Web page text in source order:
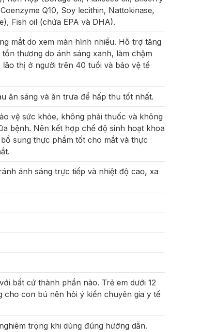
Q10, Soy lecithin, Nattokinase,
Fish oil (chứa EPA và DHA).
mắt do xem màn hình nhiều. Hỗ trợ tăng
thương do ánh sáng xanh, làm chậm
thị ở người trên 40 tuổi và bảo vệ tế
ăn sáng và ăn trưa để hấp thu tốt nhất.
vệ sức khỏe, không phải thuốc và không
bệnh. Nên kết hợp chế độ sinh hoạt khoa
sung thực phẩm tốt cho mắt và thực
ánh sáng trực tiếp và nhiệt độ cao, xa
bất cứ thành phần nào. Trẻ em dưới 12
cho con bú nên hỏi ý kiến chuyên gia y tế
trọng khi dùng đúng hướng dẫn.